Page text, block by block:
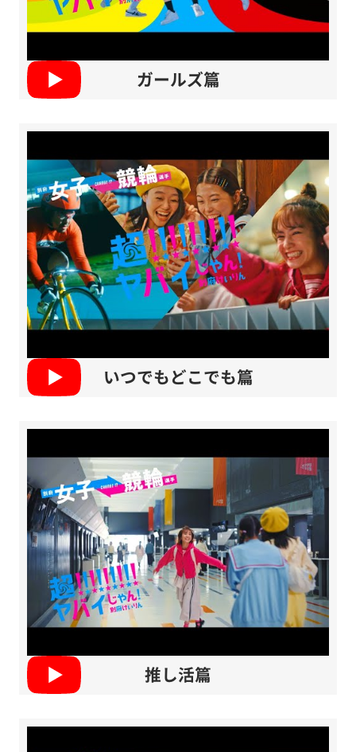
ガールズ篇
いつでもどこでも篇
推し活篇